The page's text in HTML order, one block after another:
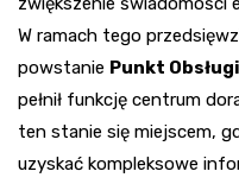
W ramach tego
powstanie Punkt
pełnił funkcję centrum
ten stanie się miejscem,
uzyskać kompleksowe